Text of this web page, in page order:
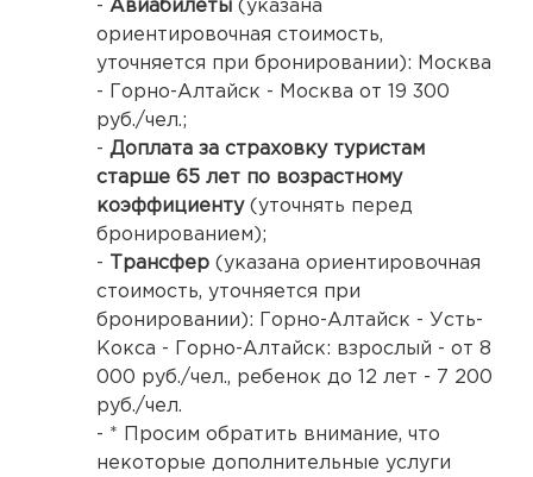
- Авиабилеты (указана
ориентировочная стоимость,
уточняется при бронировании): Москва
- Горно-Алтайск - Москва от 19 300
руб./чел.;
- Доплата за страховку туристам
старше 65 лет по возрастному
коэффициенту(уточнять перед
бронированием);
-
Трансфер (указана ориентировочная
стоимость, уточняется при
бронировании): Горно-Алтайск - Усть-
Кокса - Горно-Алтайск: взрослый - от 8
000 руб./чел., ребенок до 12 лет - 7 200
руб./чел.
- * Просим обратить внимание, что
некоторые дополнительные услуги